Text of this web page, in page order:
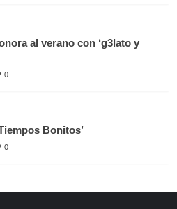
al verano con ‘g3lato y
0
Bonitos’
0